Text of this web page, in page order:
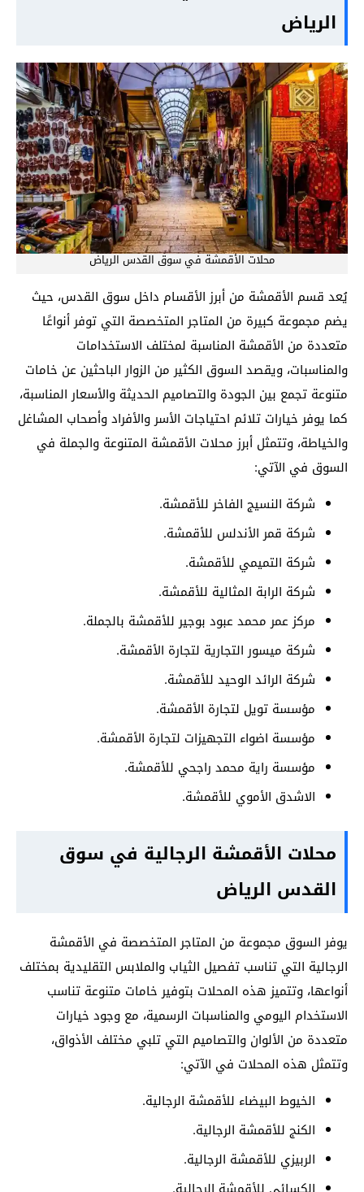
الرياض
محلات الأقمشة في سوق القدس الرياض
يُعد قسم الأقمشة من أبرز الأقسام داخل سوق القدس، حيث
يضم مجموعة كبيرة من المتاجر المتخصصة التي توفر أنواعًا
متعددة من الأقمشة المناسبة لمختلف الاستخدامات
والمناسبات، ويقصد السوق الكثير من الزوار الباحثين عن خامات
متنوعة تجمع بين الجودة والتصاميم الحديثة والأسعار المناسبة،
كما يوفر خيارات تلائم احتياجات الأسر والأفراد وأصحاب المشاغل
والخياطة، وتتمثل أبرز محلات الأقمشة المتنوعة والجملة في
السوق في الآتي:
شركة النسيج الفاخر للأقمشة.
شركة قمر الأندلس للأقمشة.
شركة التميمي للأقمشة.
شركة الرابة المثالية للأقمشة.
مركز عمر محمد عبود بوجير للأقمشة بالجملة.
شركة ميسور التجارية لتجارة الأقمشة.
شركة الرائد الوحيد للأقمشة.
مؤسسة تويل لتجارة الأقمشة.
مؤسسة اضواء التجهيزات لتجارة الأقمشة.
مؤسسة راية محمد راجحي للأقمشة.
الاشدق الأموي للأقمشة.
محلات الأقمشة الرجالية في سوق
القدس الرياض
يوفر السوق مجموعة من المتاجر المتخصصة في الأقمشة
الرجالية التي تناسب تفصيل الثياب والملابس التقليدية بمختلف
أنواعها، وتتميز هذه المحلات بتوفير خامات متنوعة تناسب
الاستخدام اليومي والمناسبات الرسمية، مع وجود خيارات
متعددة من الألوان والتصاميم التي تلبي مختلف الأذواق،
وتتمثل هذه المحلات في الآتي:
الخيوط البيضاء للأقمشة الرجالية.
الكنج للأقمشة الرجالية.
الربيزي للأقمشة الرجالية.